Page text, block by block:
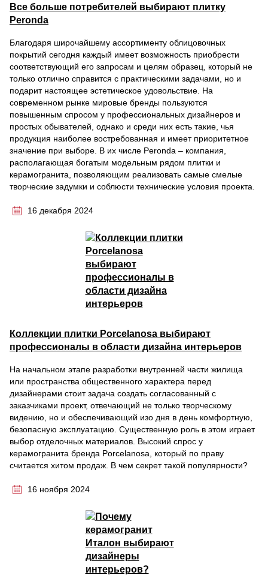
Все больше потребителей выбирают плитку
Peronda
Благодаря широчайшему ассортименту облицовочных
покрытий сегодня каждый имеет возможность приобрести
соответствующий его запросам и целям образец, который не
только отлично справится с практическими задачами, но и
подарит настоящее эстетическое удовольствие. На
современном рынке мировые бренды пользуются
повышенным спросом у профессиональных дизайнеров и
простых обывателей, однако и среди них есть такие, чья
продукция наиболее востребованная и имеет приоритетное
значение при выборе. В их числе Peronda – компания,
располагающая богатым модельным рядом плитки и
керамогранита, позволяющим реализовать самые смелые
творческие задумки и соблюсти технические условия проекта.
16 декабря 2024
Коллекции плитки Porcelanosa выбирают
профессионалы в области дизайна интерьеров
На начальном этапе разработки внутренней части жилища
или пространства общественного характера перед
дизайнерами стоит задача создать согласованный с
заказчиками проект, отвечающий не только творческому
видению, но и обеспечивающий изо дня в день комфортную,
безопасную эксплуатацию. Существенную роль в этом играет
выбор отделочных материалов. Высокий спрос у
керамогранита бренда Porcelanosa, который по праву
считается хитом продаж. В чем секрет такой популярности?
16 ноября 2024